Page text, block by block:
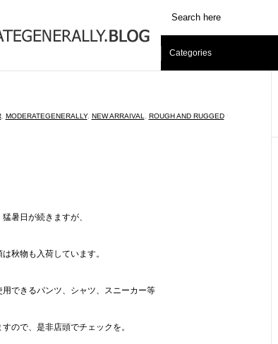
Categories
, MODERATEGENERALLY, NEW ARRAIVAL ROUGH AND RUGGEDˑ
猛暑日が続きますが、
は秋物も入荷しています。
できるパンツ、シャツ、スニーカー等
ので、是非店頭でチェックを。